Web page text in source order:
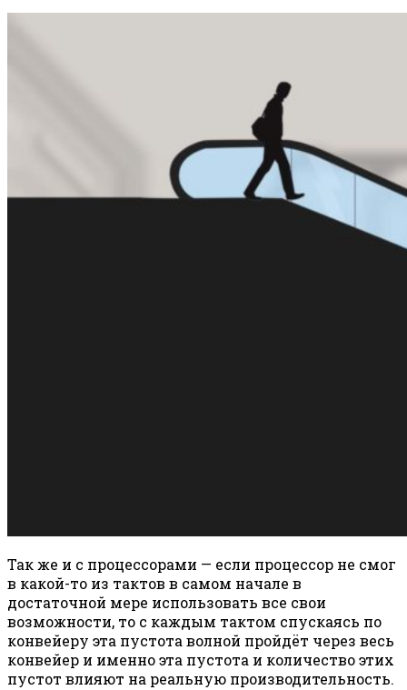
Так же и с процессорами — если процессор не смог
в какой-то из тактов в самом начале в
достаточной мере использовать все свои
возможности, то с каждым тактом спускаясь по
конвейеру эта пустота волной пройдёт через весь
конвейер и именно эта пустота и количество этих
пустот влияют на реальную производительность.